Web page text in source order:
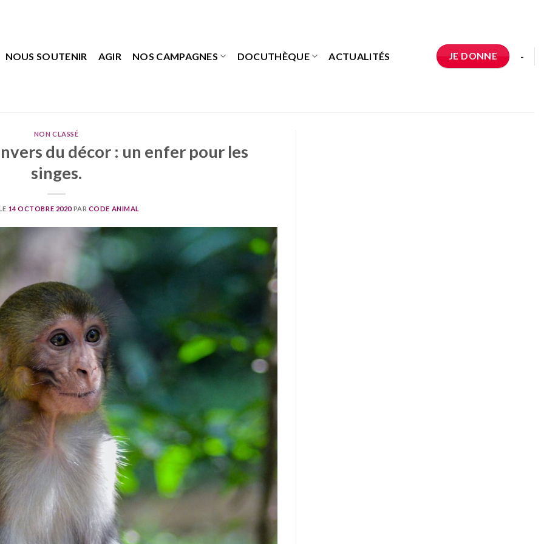
NOUS SOUTENIR AGIR NOS CAMPAGNES DOCUTHÈQUE ACTUALITÉS JE DONNE -
NON CLASSÉ
du décor : un enfer pour les
singes.
14 OCTOBRE 2020PAR CODE ANIMAL